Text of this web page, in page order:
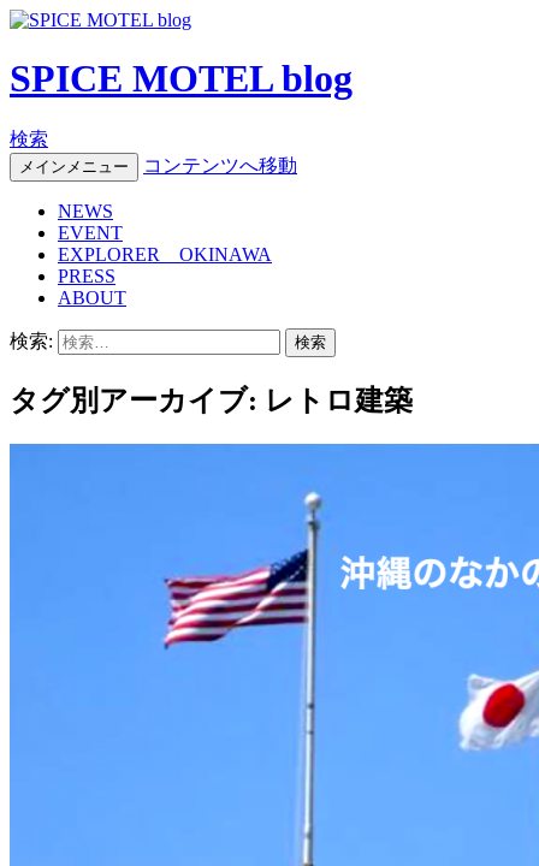
SPICE MOTEL blog
検索
メインメニュー コンテンツへ移動
NEWS
EVENT
EXPLORER OKINAWA
PRESS
ABOUT
検索:
タグ別アーカイブ: レトロ建築